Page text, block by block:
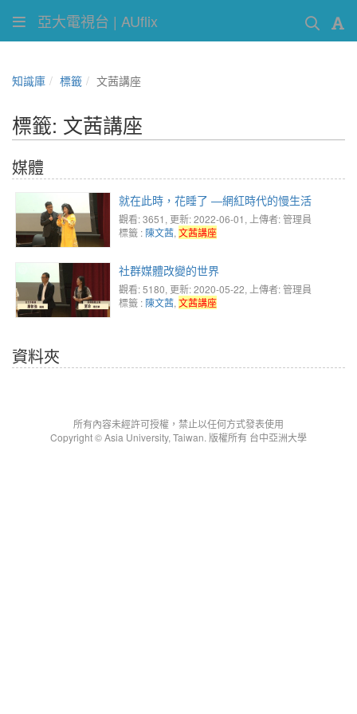
亞大電視台 | AUflix
知識庫 標籤 文茜講座
標籤: 文茜講座
媒體
就在此時，花睡了 —網紅時代的慢生活
觀看: 3651 , 更新: 2022-06-01, 上傳者: 管理員
標籤 : 陳文茜, 文茜講座
社群媒體改變的世界
觀看: 5180, 更新: 2020-05-22, 上傳者: 管理員
標籤 : 陳文茜, 文茜講座
資料夾
所有內容未經許可授權，禁止以任何方式發表使用
Copyright © Asia University, Taiwan. 版權所有 台中亞洲大學